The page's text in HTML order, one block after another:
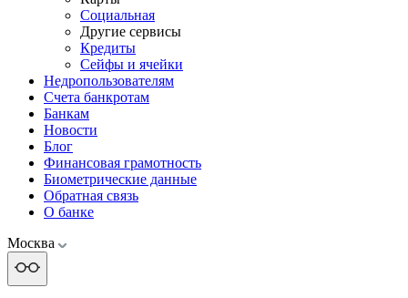
Социальная
Другие сервисы
Кредиты
Сейфы и ячейки
Недропользователям
Счета банкротам
Банкам
Новости
Блог
Финансовая грамотность
Биометрические данные
Обратная связь
О банке
Москва